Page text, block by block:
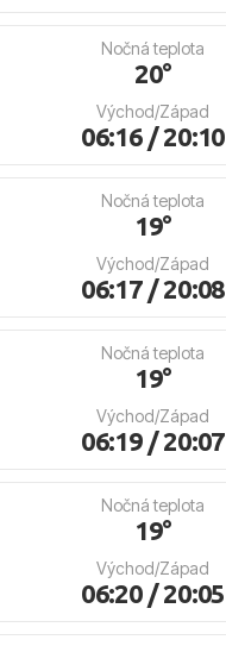
Nočná teplota
20°
Východ/Západ
06:16 / 20:10
Nočná teplota
19°
Východ/Západ
06:17 / 20:08
Nočná teplota
19°
Východ/Západ
06:19 / 20:07
Nočná teplota
19°
Východ/Západ
06:20 / 20:05